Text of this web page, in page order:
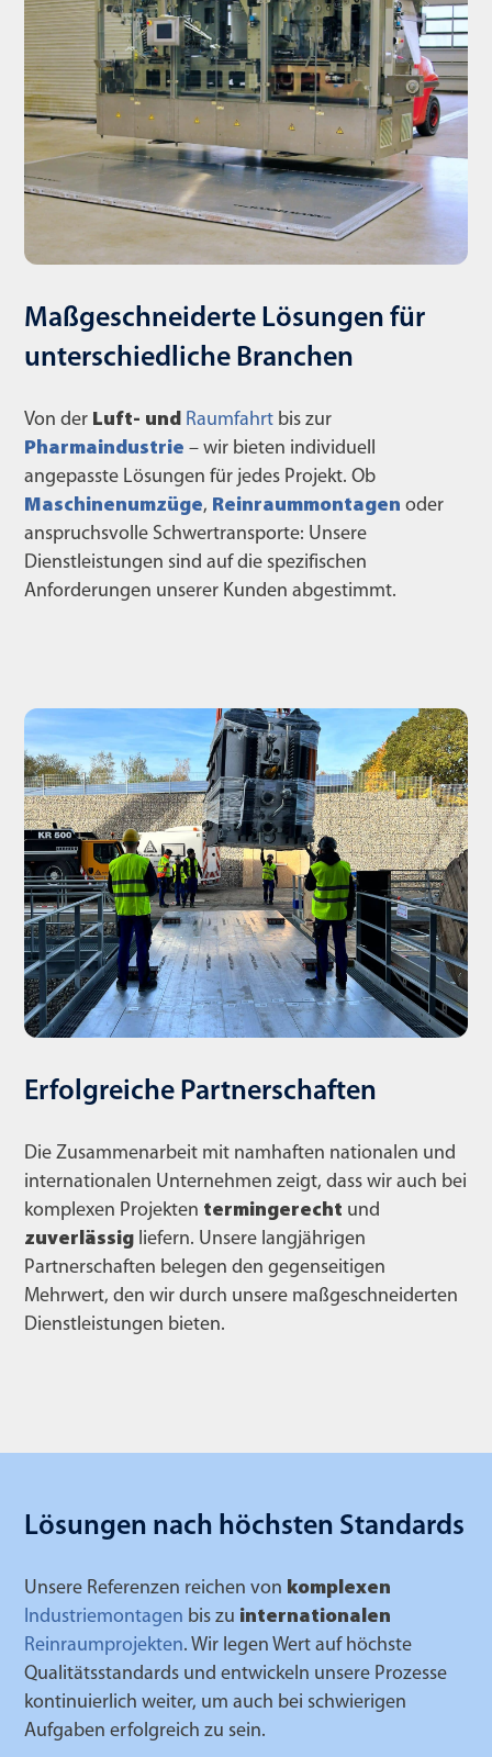
Maßgeschneiderte Lösungen für
unterschiedliche Branchen
Von der Luft- und Raumfahrt bis zur
Pharmaindustrie – wir bieten individuell
angepasste Lösungen für jedes Projekt. Ob
Maschinenumzüge, Reinraummontagen oder
anspruchsvolle Schwertransporte: Unsere
Dienstleistungen sind auf die spezifischen
Anforderungen unserer Kunden abgestimmt.
Erfolgreiche Partnerschaften
Die Zusammenarbeit mit namhaften nationalen und
internationalen Unternehmen zeigt, dass wir auch bei
komplexen Projekten termingerecht und
zuverlässig liefern. Unsere langjährigen
Partnerschaften belegen den gegenseitigen
Mehrwert, den wir durch unsere maßgeschneiderten
Dienstleistungen bieten.
Lösungen nach höchsten Standards
Unsere Referenzen reichen von komplexen
Industriemontagen bis zu internationalen
Reinraumprojekten. Wir legen Wert auf höchste
Qualitätsstandards und entwickeln unsere Prozesse
kontinuierlich weiter, um auch bei schwierigen
Aufgaben erfolgreich zu sein.